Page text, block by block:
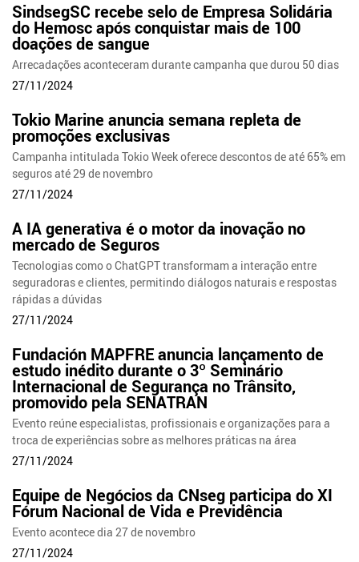
SindsegSC recebe selo de Empresa Solidária
do Hemosc após conquistar mais de 100
doações de sangue
Arrecadações aconteceram durante campanha que durou 50 dias
27/11/2024
Tokio Marine anuncia semana repleta de
promoções exclusivas
Campanha intitulada Tokio Week oferece descontos de até 65% em
seguros até 29 de novembro
27/11/2024
A IA generativa é o motor da inovação no
mercado de Seguros
Tecnologias como o ChatGPT transformam a interação entre
seguradoras e clientes, permitindo diálogos naturais e respostas
rápidas a dúvidas
27/11/2024
Fundación MAPFRE anuncia lançamento de
estudo inédito durante o 3º Seminário
Internacional de Segurança no Trânsito,
promovido pela SENATRAN
Evento reúne especialistas, profissionais e organizações para a
troca de experiências sobre as melhores práticas na área
27/11/2024
Equipe de Negócios da CNseg participa do XI
Fórum Nacional de Vida e Previdência
Evento acontece dia 27 de novembro
27/11/2024